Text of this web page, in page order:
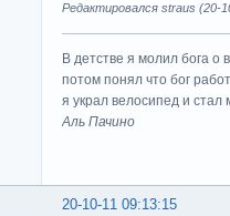
Редактировался straus (20-
В детстве я молил бога о
потом понял что бог
я украл велосипед и стал
Аль Пачино
20-10-11 09:13:15